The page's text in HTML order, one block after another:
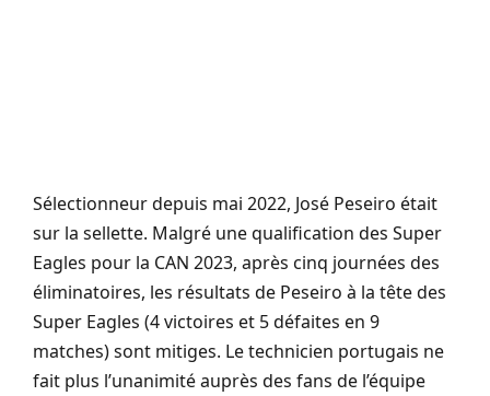
Sélectionneur depuis mai 2022, José Peseiro était
sur la sellette. Malgré une qualification des Super
Eagles pour la CAN 2023, après cinq journées des
éliminatoires, les résultats de Peseiro à la tête des
Super Eagles (4 victoires et 5 défaites en 9
matches)sont mitiges. Le technicien portugais ne
fait plus l’unanimité auprès des fans de l’équipe